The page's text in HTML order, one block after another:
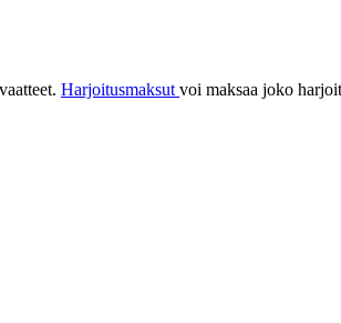
Harjoitusmaksut voi maksaa joko